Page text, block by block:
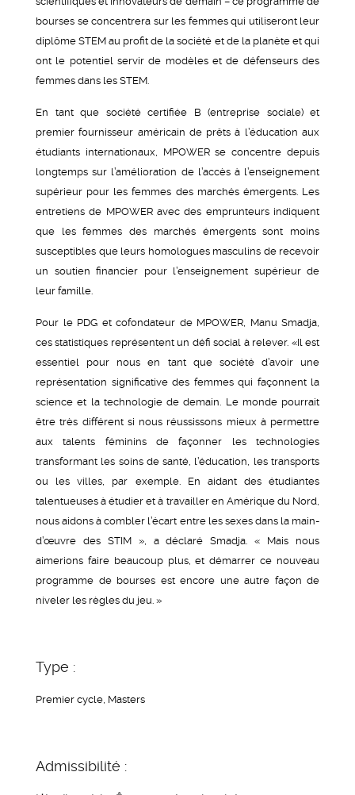
bourses se concentrera sur les femmes qui utiliseront leur
diplôme STEM au profit de la société et de la planète et qui
ont le potentiel servir de modèles et de défenseurs des
femmes dans les STEM.
En tant que société certifiée B (entreprise sociale) et
premier fournisseur américain de prêts à l’éducation aux
étudiants internationaux, MPOWER se concentre depuis
longtemps sur l’amélioration de l’accès à l’enseignement
supérieur pour les femmes des marchés émergents. Les
entretiens de MPOWER avec des emprunteurs indiquent
que les femmes des marchés émergents sont moins
susceptibles que leurs homologues masculins de recevoir
un soutien financier pour l’enseignement supérieur de
leur famille.
Pour le PDG et cofondateur de MPOWER, Manu Smadja,
ces statistiques représentent un défi social à relever. «Il est
essentiel pour nous en tant que société d’avoir une
représentation significative des femmes qui façonnent la
science et la technologie de demain. Le monde pourrait
être très différent si nous réussissons mieux à permettre
aux talents féminins de façonner les technologies
transformant les soins de santé, l’éducation, les transports
ou les villes, par exemple. En aidant des étudiantes
talentueuses à étudier et à travailler en Amérique du Nord,
nous aidons à combler l’écart entre les sexes dans la main-
d’œuvre des STIM », a déclaré Smadja. « Mais nous
aimerions faire beaucoup plus, et démarrer ce nouveau
programme de bourses est encore une autre façon de
niveler les règles du jeu. »
Type :
Premier cycle, Masters
Admissibilité :